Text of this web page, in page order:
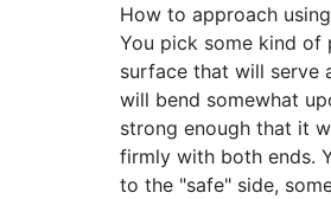
How to approach
You pick some kind of
surface that will serve
will bend somewhat
strong enough that it
firmly with both ends.
to the "safe" side,